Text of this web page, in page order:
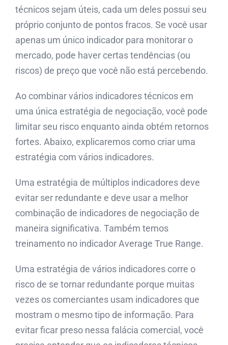
técnicos sejam úteis, cada um deles possui seu
próprio conjunto de pontos fracos. Se você usar
apenas um único indicador para monitorar o
mercado, pode haver certas tendências (ou
riscos) de preço que você não está percebendo.
Ao combinar vários indicadores técnicos em
uma única estratégia de negociação, você pode
limitar seu risco enquanto ainda obtém retornos
fortes. Abaixo, explicaremos como criar uma
estratégia com vários indicadores.
Uma estratégia de múltiplos indicadores deve
evitar ser redundante e deve usar a melhor
combinação de indicadores de negociação de
maneira significativa. Também temos
treinamento no indicador Average True Range.
Uma estratégia de vários indicadores corre o
risco de se tornar redundante porque muitas
vezes os comerciantes usam indicadores que
mostram o mesmo tipo de informação. Para
evitar ficar preso nessa falácia comercial, você